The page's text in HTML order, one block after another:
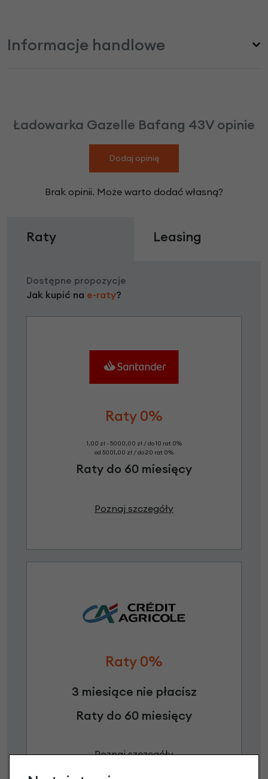
Informacje handlowe
Ładowarka Gazelle Bafang 43V opinie
Dodaj opinię
Brak opinii. Może warto dodać własną?
Raty Leasing
Dostępne propozycje
Jak kupić na e-raty?
Raty 0%
1,00 zł - 5000,00 zł / do 10 rat 0%
od 5001,00 zł / do 20 rat 0%
Raty do 60 miesięcy
Poznaj szczegóły
Raty 0%
3 miesiące nie płacisz
Raty do 60 miesięcy
Poznaj szczegóły